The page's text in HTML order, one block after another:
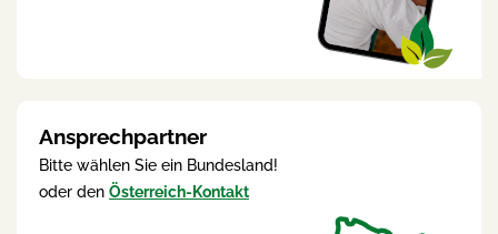
Ansprechpartner
Bitte wählen Sie ein Bundesland!
oder den Österreich-Kontakt